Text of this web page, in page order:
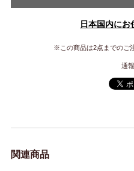
日本国内にお
※この商品は2点までのご
通
関連商品